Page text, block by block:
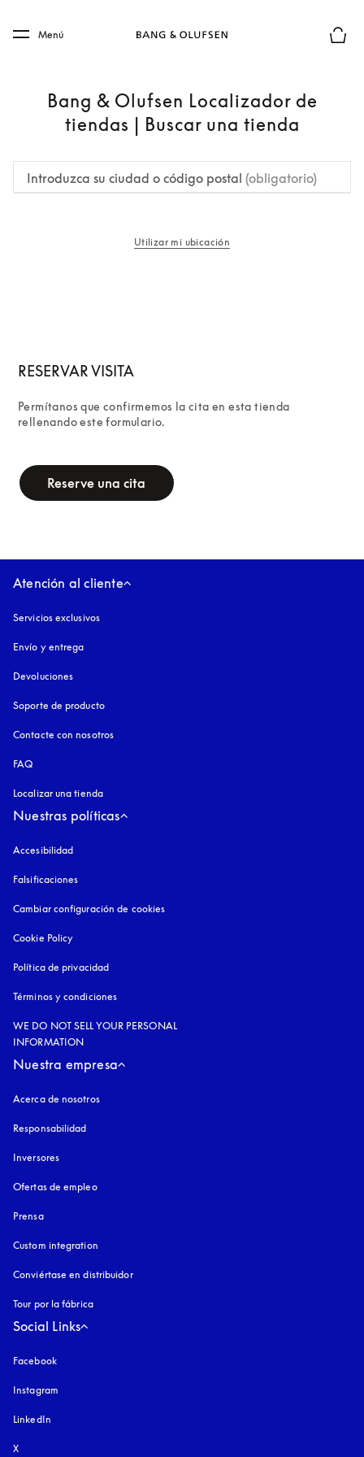
Skip to main footer
Menú
Bang & Olufsen Localizador de
tiendas | Buscar una tienda
Introduzca su ciudad o código postal (obligatorio)
Utilizar mi ubicación
RESERVAR VISITA
Permítanos que confirmemos la cita en esta tienda
rellenando este formulario.
Reserve una cita
Atención al cliente
Servicios exclusivos
Envío y entrega
Devoluciones
Soporte de producto
Contacte con nosotros
FAQ
Localizar una tienda
Nuestras políticas
Accesibilidad
Falsificaciones
Cambiar configuración de cookies
Cookie Policy
Política de privacidad
Términos y condiciones
WE DO NOT SELL YOUR PERSONAL
INFORMATION
Nuestra empresa
Acerca de nosotros
Responsabilidad
Inversores
Ofertas de empleo
Prensa
Custom integration
Conviértase en distribuidor
Tour por la fábrica
Social Links
Facebook
Instagram
LinkedIn
X